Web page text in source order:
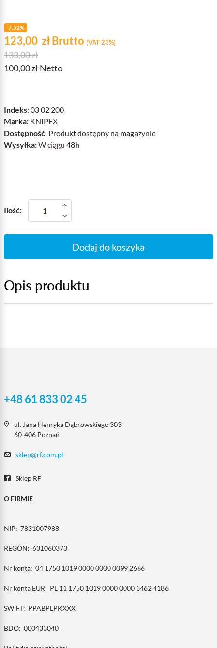
-7,52%
Cena
zł
123,00 złBrutto (VAT 23%)
Cena podstawowa
133,00 zł
100,00 zł Netto
Indeks:03 02 200
Marka: KNIPEX
Dostępność: Produkt dostępny na magazynie
Wysyłka:W ciągu 48h
Ilość:
Dodaj do koszyka
Opis produktu
+48 61 833 02 45
ul. Jana Henryka Dąbrowskiego 303
60-406 Poznań
sklep@rf.com.pl
Sklep RF
O FIRMIE
NIP: 7831007988
REGON: 631060373
Nr konta: 04 1750 1019 0000 0000 0099 2666
Nr konta EUR: PL 11 1750 1019 0000 0000 3462 4186
SWIFT: PPABPLPKXXX
BDO: 000433040